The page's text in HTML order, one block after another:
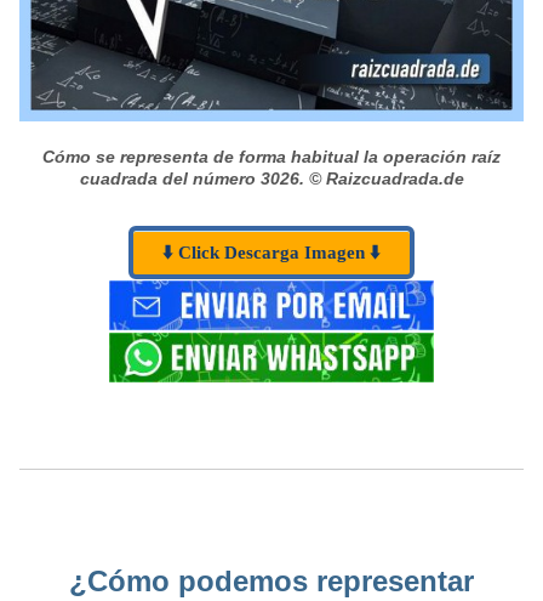
Cómo se representa de forma habitual la operación raíz
cuadrada del número 3026. © Raizcuadrada.de
⬇️ Click Descarga Imagen ⬇️
¿Cómo podemos representar